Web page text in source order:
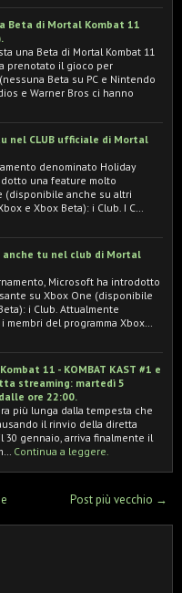
Beta di Mortal Kombat 11
una Beta di Mortal Kombat 11
prenotato il gioco per
Beta su PC e Nintendo
e Warner Bros ci hanno
nel CLUB ufficiale di Mortal
denominato Holiday
una feature molto
(disponibile anche su altri
e Xbox Beta): i Club. I C…
anche tu nel club di Mortal
Microsoft ha introdotto
su Xbox One (disponibile
i Club. Attualmente
del programma Xbox…
11 - KOMBAT KAST #1 e
streaming: martedì 5
ore 22:00.
più lunga dalla tempesta che
il rinvio della diretta
gennaio, arriva finalmente il
Continua a leggere.
Post più vecchio →